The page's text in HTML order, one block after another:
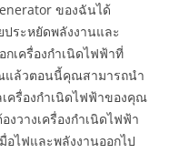
ของฉันได้
ประหยัดพลังงานและ
เครื่องกำเนิดไฟฟ้าที่
แล้วตอนนี้คุณสามารถนำ
ครื่องกำเนิดไฟฟ้าของคุณ
วางเครื่องกำเนิดไฟฟ้า
อไฟและพลังงานออกไป